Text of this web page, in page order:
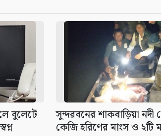
বুলেটে
সুন্দরবনের শাকবাড়িয়া নদী
কেজি হরিণের মাংস ও ২টি